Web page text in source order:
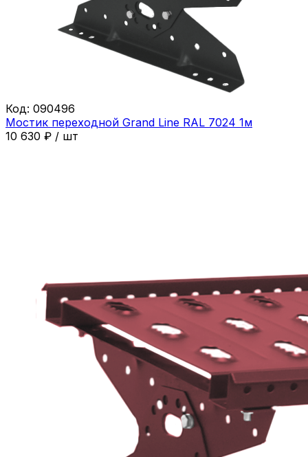
Код: 090496
Мостик переходной Grand Line RAL 7024 1м
10 630 ₽ / шт